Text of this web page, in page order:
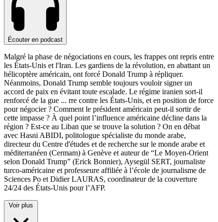
Écouter en podcast
Malgré la phase de négociations en cours, les frappes ont repris entre
les États-Unis et l'Iran. Les gardiens de la révolution, en abattant un
hélicoptère américain, ont forcé Donald Trump à répliquer.
Néanmoins, Donald Trump semble toujours vouloir signer un
accord de paix en évitant toute escalade. Le régime iranien sort-il
renforcé de la gue ... rre contre les États-Unis, et en position de force
pour négocier ? Comment le président américain peut-il sortir de
cette impasse ? À quel point l’influence américaine décline dans la
région ? Est-ce au Liban que se trouve la solution ? On en débat
avec Hasni ABIDI, politologue spécialiste du monde arabe,
directeur du Centre d'études et de recherche sur le monde arabe et
méditerranéen (Cermam) à Genève et auteur de “Le Moyen-Orient
selon Donald Trump” (Erick Bonnier), Aysegül SERT, journaliste
turco-américaine et professeure affiliée à l’école de journalisme de
Sciences Po et Didier LAURAS, coordinateur de la couverture
24/24 des États-Unis pour l’AFP.
Voir plus